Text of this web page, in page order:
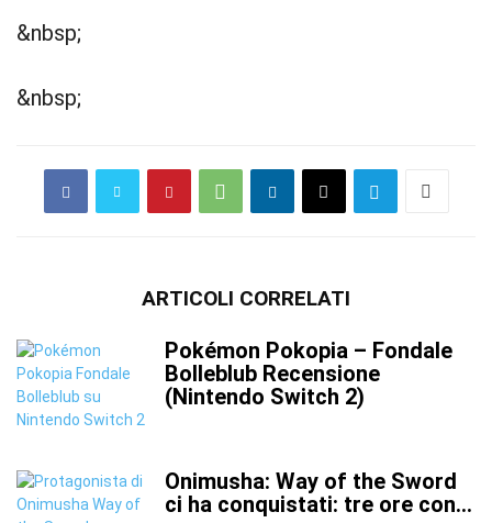
&nbsp;
&nbsp;
ARTICOLI CORRELATI
Pokémon Pokopia – Fondale
Bolleblub Recensione
(Nintendo Switch 2)
Onimusha: Way of the Sword
ci ha conquistati: tre ore con...